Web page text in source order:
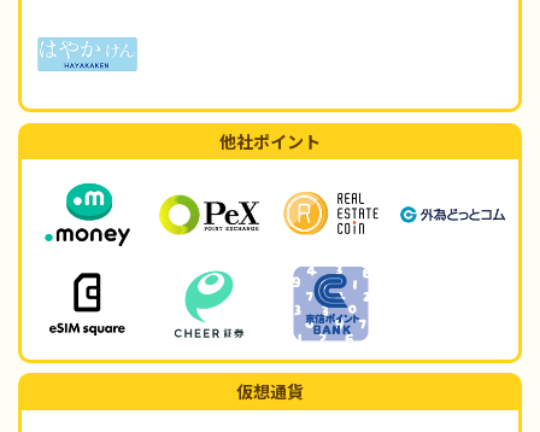
他社ポイント
仮想通貨